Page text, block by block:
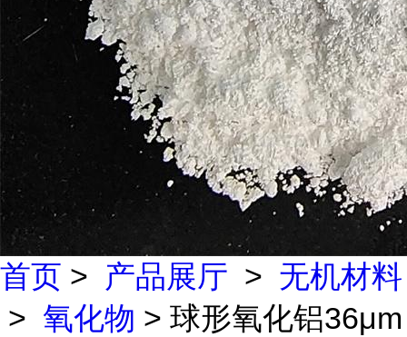
首页 > 产品展厅 > 无机材料
> 氧化物 > 球形氧化铝36μm